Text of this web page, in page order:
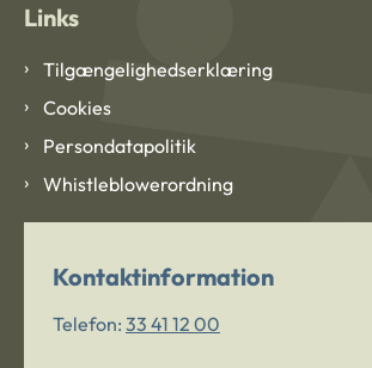
Links
Tilgængelighedserklæring
Cookies
Persondatapolitik
Whistleblowerordning
Kontaktinformation
Telefon: 33 41 12 00